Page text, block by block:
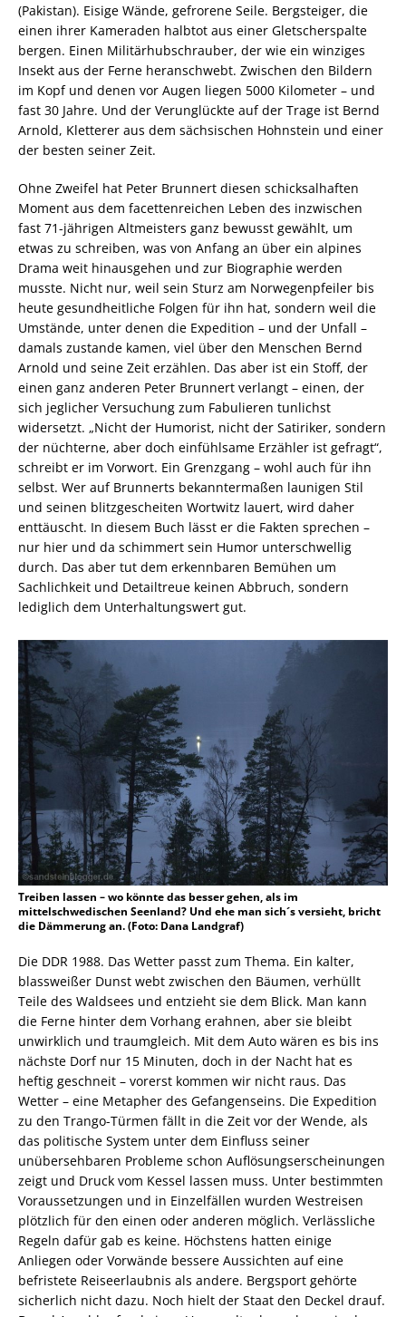
(Pakistan). Eisige Wände, gefrorene Seile. Bergsteiger, die
einen ihrer Kameraden halbtot aus einer Gletscherspalte
bergen. Einen Militärhubschrauber, der wie ein winziges
Insekt aus der Ferne heranschwebt. Zwischen den Bildern
im Kopf und denen vor Augen liegen 5000 Kilometer – und
fast 30 Jahre. Und der Verunglückte auf der Trage ist Bernd
Arnold, Kletterer aus dem sächsischen Hohnstein und einer
der besten seiner Zeit.
Ohne Zweifel hat Peter Brunnert diesen schicksalhaften
Moment aus dem facettenreichen Leben des inzwischen
fast 71-jährigen Altmeisters ganz bewusst gewählt, um
etwas zu schreiben, was von Anfang an über ein alpines
Drama weit hinausgehen und zur Biographie werden
musste. Nicht nur, weil sein Sturz am Norwegenpfeiler bis
heute gesundheitliche Folgen für ihn hat, sondern weil die
Umstände, unter denen die Expedition – und der Unfall –
damals zustande kamen, viel über den Menschen Bernd
Arnold und seine Zeit erzählen. Das aber ist ein Stoff, der
einen ganz anderen Peter Brunnert verlangt – einen, der
sich jeglicher Versuchung zum Fabulieren tunlichst
widersetzt. „Nicht der Humorist, nicht der Satiriker, sondern
der nüchterne, aber doch einfühlsame Erzähler ist gefragt“,
schreibt er im Vorwort. Ein Grenzgang – wohl auch für ihn
selbst. Wer auf Brunnerts bekanntermaßen launigen Stil
und seinen blitzgescheiten Wortwitz lauert, wird daher
enttäuscht. In diesem Buch lässt er die Fakten sprechen –
nur hier und da schimmert sein Humor unterschwellig
durch. Das aber tut dem erkennbaren Bemühen um
Sachlichkeit und Detailtreue keinen Abbruch, sondern
lediglich dem Unterhaltungswert gut.
Treiben lassen – wo könnte das besser gehen, als im
mittelschwedischen Seenland? Und ehe man sich´s versieht, bricht
die Dämmerung an. (Foto: Dana Landgraf)
Die DDR 1988. Das Wetter passt zum Thema. Ein kalter,
blassweißer Dunst webt zwischen den Bäumen, verhüllt
Teile des Waldsees und entzieht sie dem Blick. Man kann
die Ferne hinter dem Vorhang erahnen, aber sie bleibt
unwirklich und traumgleich. Mit dem Auto wären es bis ins
nächste Dorf nur 15 Minuten, doch in der Nacht hat es
heftig geschneit – vorerst kommen wir nicht raus. Das
Wetter – eine Metapher des Gefangenseins. Die Expedition
zu den Trango-Türmen fällt in die Zeit vor der Wende, als
das politische System unter dem Einfluss seiner
unübersehbaren Probleme schon Auflösungserscheinungen
zeigt und Druck vom Kessel lassen muss. Unter bestimmten
Voraussetzungen und in Einzelfällen wurden Westreisen
plötzlich für den einen oder anderen möglich. Verlässliche
Regeln dafür gab es keine. Höchstens hatten einige
Anliegen oder Vorwände bessere Aussichten auf eine
befristete Reiseerlaubnis als andere. Bergsport gehörte
sicherlich nicht dazu. Noch hielt der Staat den Deckel drauf.